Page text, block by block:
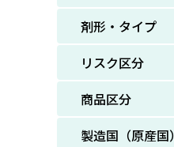
剤形・タイプ
リスク区分
商品区分
製造国（原産国）